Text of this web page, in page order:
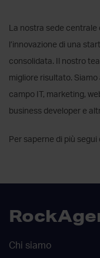
La nostra sede centrale
l’innovazione di una
consolidata. Il nostro
migliore risultato.
campo IT, marketing,
business developer e
Per saperne di più segui
Chi siamo